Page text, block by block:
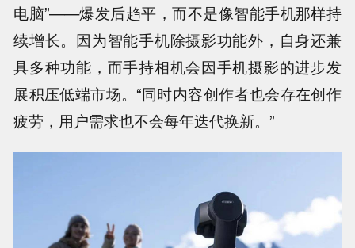
电脑”——爆发后趋平，而不是像智能手机那样持
续增长。因为智能手机除摄影功能外，自身还兼
具多种功能，而手持相机会因手机摄影的进步发
展积压低端市场。“同时内容创作者也会存在创作
疲劳，用户需求也不会每年迭代换新。”